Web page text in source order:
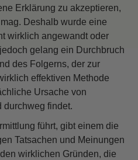
Erklärung zu akzeptieren,
Deshalb wurde eine
wirklich angewandt oder
gelang ein Durchbruch
des Folgerns, der zur
effektiven Methode
Ursache von
durchweg findet.
führt, gibt einem die
Tatsachen und Meinungen
wirklichen Gründen, die